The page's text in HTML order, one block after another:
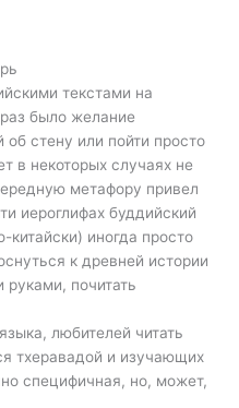
текстами на
было желание
об стену или пойти просто
в некоторых случаях не
метафору привел
иероглифах буддийский
иногда просто
к древней истории
руками, почитать
любителей читать
тхеравадой и изучающих
специфичная, но, может,